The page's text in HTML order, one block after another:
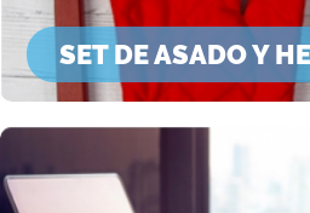
SET DE ASADO Y